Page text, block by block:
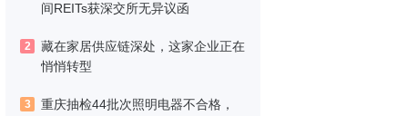
间REITs获深交所无异议函
2
藏在家居供应链深处，这家企业正在
悄悄转型
3
重庆抽检44批次照明电器不合格，